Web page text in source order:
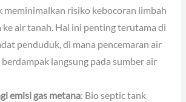
meminimalkan risiko kebocoran limbah
ke air tanah. Hal ini penting terutama di
penduduk, di mana pencemaran air
langsung pada sumber air
emisi gas metana: Bio septic tank